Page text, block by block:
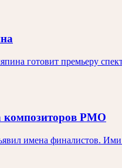
готовит премьеру
композиторов РМО
имена финалистов.